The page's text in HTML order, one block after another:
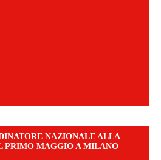
NAZIONALE ALLA
PRIMO MAGGIO A MILANO